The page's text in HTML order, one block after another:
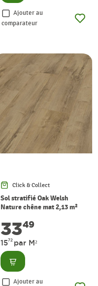
Ajouter au
comparateur
Click & Collect
Sol stratifié Oak Welsh
Nature chêne mat 2,13 m²
3349
1572 par M²
Consulter
Ajouter au